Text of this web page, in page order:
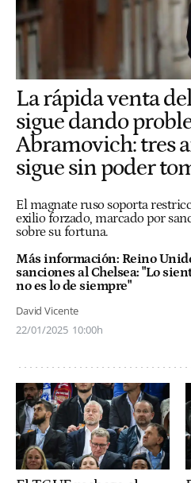
La rápida venta
sigue dando
Abramovich: tres
sigue sin poder
El magnate ruso soporta
exilio forzado, marcado por
sobre su fortuna.
Más información: Reino
sanciones al Chelsea: "Lo
no es lo de siempre"
David Vicente
22/01/2025 10:00h